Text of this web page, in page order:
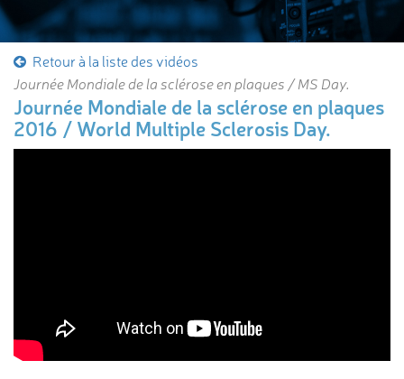
Retour à la liste des vidéos
Journée Mondiale de la sclérose en plaques / MS Day.
Journée Mondiale de la sclérose en plaques
2016 / World Multiple Sclerosis Day.